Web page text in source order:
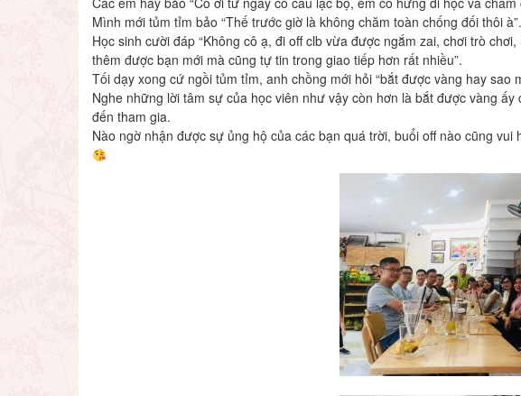
Mình mới tủm tỉm bảo “Thế trước giờ là không chăm toàn chống đối thôi à”.
Học sinh cười đáp “Không cô ạ, đi off clb vừa được ngắm zai, chơi trò
thêm được bạn mới mà cũng tự tin trong giao tiếp hơn rất nhiều”.
Tối dạy xong cứ ngồi tủm tỉm, anh chồng mới hỏi “bắt được vàng hay sao
Nghe những lời tâm sự của học viên như vậy còn hơn là bắt được vàng
đến tham gia.
Nào ngờ nhận được sự ủng hộ của các bạn quá trời, buổi off nào cũng